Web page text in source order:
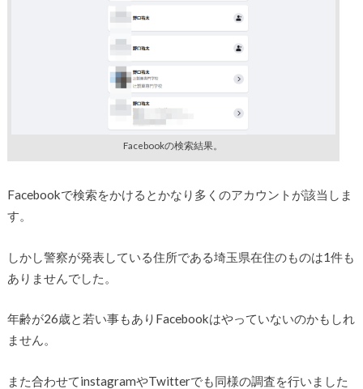
Facebookの検索結果。
Facebookで検索をかけるとかなり多くのアカウントが該当しま
す。
しかし警察が発表している住所である埼玉県在住のものは1件も
ありませんでした。
年齢が26歳と若い事もありFacebookはやっていないのかもしれ
ません。
また合わせてinstagramやTwitterでも同様の調査を行いました